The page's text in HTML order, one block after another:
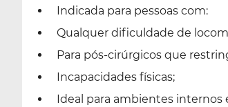
Indicada para pessoas com:
Qualquer dificuldade de
Para pós-cirúrgicos que
Incapacidades físicas;
Ideal para ambientes internos